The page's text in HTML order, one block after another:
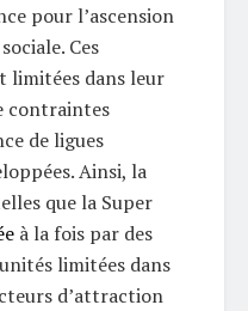
pour l’ascension
Ces
limitées dans leur
contraintes
de ligues
Ainsi, la
que la Super
à la fois par des
limitées dans
d’attraction